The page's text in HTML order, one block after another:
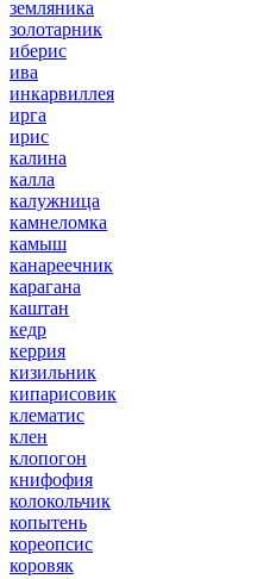
земляника
золотарник
иберис
ива
инкарвиллея
ирга
ирис
калина
калла
калужница
камнеломка
камыш
канареечник
карагана
каштан
кедр
керрия
кизильник
кипарисовик
клематис
клен
клопогон
книфофия
колокольчик
копытень
кореопсис
коровяк